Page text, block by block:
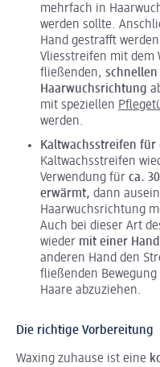
mehrfach in
werden sollte.
Hand gestrafft
Vliesstreifen mit dem
fließenden,
Haarwuchsrichtung
mit speziellen
werden.
Kaltwachsstreifen
Kaltwachsstreifen
Verwendung für ca.
erwärmt, dann
Haarwuchsrichtung
Auch bei dieser Art
wieder mit einer
anderen Hand den
fließenden
Haare abzuziehen.
Die richtige Vorbereitung
Waxing zuhause ist eine